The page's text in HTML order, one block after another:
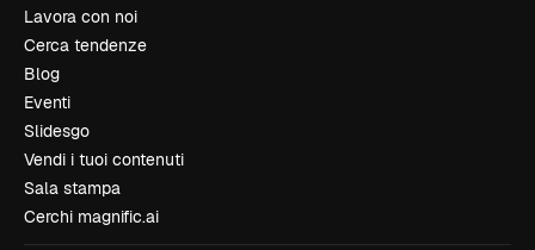
Lavora con noi
Cerca tendenze
Blog
Eventi
Slidesgo
Vendi i tuoi contenuti
Sala stampa
Cerchi magnific.ai